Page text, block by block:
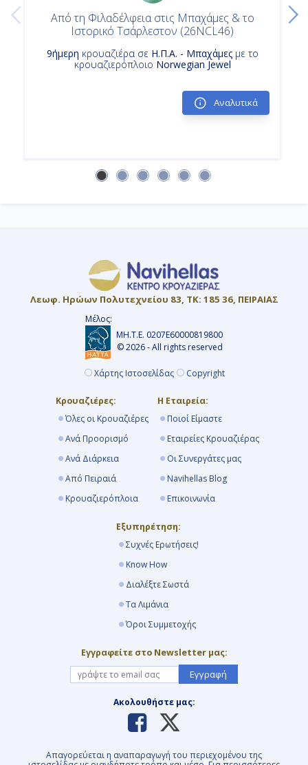
Από τη Φιλαδέλφεια στις Μπαχάμες & το
Ιστορικό Τσάρλεστον (26NCL46)
9ήμερη κρουαζιέρα σε Η.Π.Α. - Μπαχάμεςμε το
κρουαζιερόπλοιο Norwegian Jewel
Αναλυτικά
Λεωφ. Ηρώων Πολυτεχνείου 83, ΤΚ: 185 36, ΠΕΙΡΑΙΑΣ
Μέλος:
ΜΗ.Τ.Ε. 0207Ε60000819800
© 2026 - All rights reserved
Χάρτης Ιστοσελίδας Copyright
Κρουαζιέρες:
Όλες οι Κρουαζιέρες
Ανά Προορισμό
Ανά Διάρκεια
Από Πειραιά
Κρουαζιερόπλοια
Η Εταιρεία:
Ποιοί Είμαστε
Εταιρείες Κρουαζιέρας
Οι Συνεργάτες μας
Navihellas Blog
Επικοινωνία
Εξυπηρέτηση:
Συχνές Ερωτήσεις!
Know How
Διαλέξτε Σωστά
Τα Λιμάνια
Όροι Συμμετοχής
Εγγραφείτε στο Newsletter μας:
Εγγραφή
Ακολουθήστε μας:
Απαγορεύεται η αναπαραγωγή του περιεχομένου της